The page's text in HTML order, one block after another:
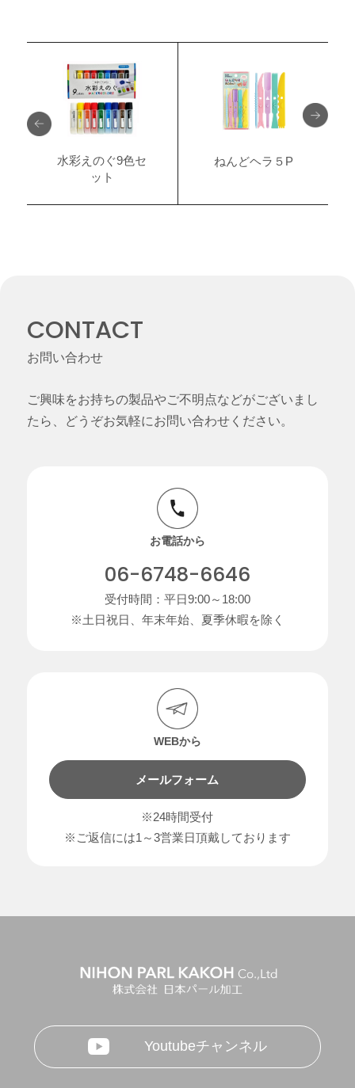
水彩えのぐ9色セ
ット
ねんどヘラ５P
CONTACT
お問い合わせ
ご興味をお持ちの製品やご不明点などがございまし
たら、どうぞお気軽にお問い合わせください。
お電話から
06-6748-6646
受付時間：平日9:00～18:00
※土日祝日、年末年始、夏季休暇を除く
WEBから
メールフォーム
※24時間受付
※ご返信には1～3営業日頂戴しております
Youtubeチャンネル